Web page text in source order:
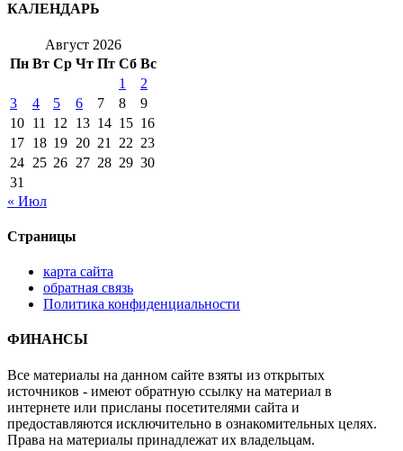
КАЛЕНДАРЬ
Август 2026
Пн Вт Ср Чт Пт Сб Вс
1
2
3
4 5 6 7 8
9
10 11 12 13 14 15 16
17 18 19 20 21 22 23
24 25 26 27 28 29 30
31
« Июл
Страницы
карта сайта
обратная связь
Политика конфиденциальности
ФИНАНСЫ
Все материалы на данном сайте взяты из открытых
источников - имеют обратную ссылку на материал в
интернете или присланы посетителями сайта и
предоставляются исключительно в ознакомительных целях.
Права на материалы принадлежат их владельцам.